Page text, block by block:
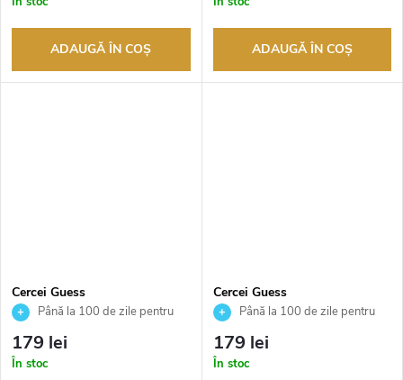
ADAUGĂ ÎN COŞ ADAUGĂ ÎN COŞ
Cercei Guess
JUBE05017JWYGT
Până la 100 de zile pentru
returnarea bunurilor. Vânzător
autorizat
179 lei
În stoc
Cercei Guess
JUBE05017JWRHT
Până la 100 de zile pentru
returnarea bunurilor. Vânzător
autorizat
179 lei
În stoc